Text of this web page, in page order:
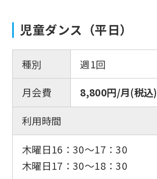
児童ダンス（平日）
種別
週1回
月会費
8,800円/月(税込)
利用時間
木曜日16：30〜17：30
木曜日17：30〜18：30